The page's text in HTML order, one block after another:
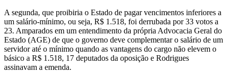
A segunda, que proibiria o Estado de pagar vencimentos inferiores a
um salário-mínimo, ou seja, R$ 1.518, foi derrubada por 33 votos a
23. Amparados em um entendimento da própria Advocacia Geral do
Estado (AGE) de que o governo deve complementar o salário de um
servidor até o mínimo quando as vantagens do cargo não elevem o
básico a R$ 1.518, 17 deputados da oposição e Rodrigues
assinavam a emenda.